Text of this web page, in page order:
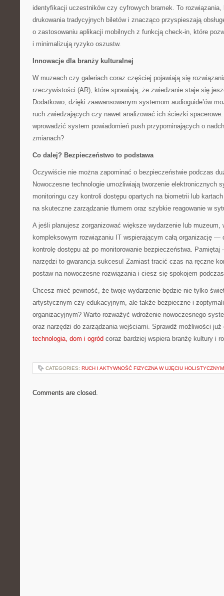
identyfikacji uczestników czy cyfrowych bramek. To
drukowania tradycyjnych biletów i znacząco przyspieszają
o zastosowaniu aplikacji mobilnych z funkcją check-in, które
i minimalizują ryzyko oszustw.
Innowacje dla branży kulturalnej
W muzeach czy galeriach coraz częściej pojawiają się
rzeczywistości (AR), które sprawiają, że zwiedzanie staje się
Dodatkowo, dzięki zaawansowanym systemom audioguide’ów
ruch zwiedzających czy nawet analizować ich ścieżki
wprowadzić system powiadomień push przypominających o
zmianach?
Co dalej? Bezpieczeństwo to podstawa
Oczywiście nie można zapominać o bezpieczeństwie podczas
Nowoczesne technologie umożliwiają tworzenie elektronicznych
monitoringu czy kontroli dostępu opartych na biometrii lub
na skuteczne zarządzanie tłumem oraz szybkie reagowanie w
A jeśli planujesz zorganizować większe wydarzenie lub muzeum,
kompleksowym rozwiązaniu IT wspierającym całą organizację —
kontrolę dostępu aż po monitorowanie bezpieczeństwa. Pamiętaj
narzędzi to gwarancja sukcesu! Zamiast tracić czas na ręczne
postaw na nowoczesne rozwiązania i ciesz się spokojem
Chcesz mieć pewność, że twoje wydarzenie będzie nie tylko
artystycznym czy edukacyjnym, ale także bezpieczne i
organizacyjnym? Warto rozważyć wdrożenie nowoczesnego
oraz narzędzi do zarządzania wejściami. Sprawdź możliwości
technologia, dom i ogród coraz bardziej wspiera branżę kultury i
CATEGORIES: RUCH I AKTYWNOŚĆ FIZYCZNA W UJĘCIU HOLISTYCZNYM
Comments are closed.